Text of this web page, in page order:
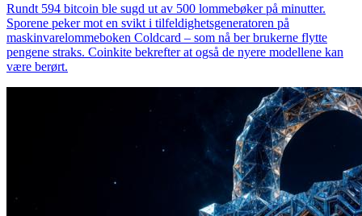
Rundt 594 bitcoin ble sugd ut av 500 lommebøker på minutter.
Sporene peker mot en svikt i tilfeldighetsgeneratoren på
maskinvarelommeboken Coldcard – som nå ber brukerne flytte
pengene straks. Coinkite bekrefter at også de nyere modellene kan
være berørt.